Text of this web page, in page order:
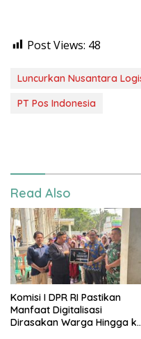
Post Views: 48
Luncurkan Nusantara
PT Pos Indonesia
Read Also
Komisi I DPR RI Pastikan
Manfaat Digitalisasi
Dirasakan Warga Hingga